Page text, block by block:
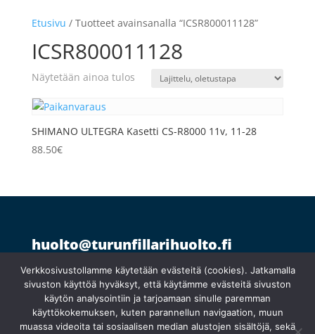
Etusivu / Tuotteet avainsanalla “ICSR800011128”
ICSR800011128
Näytetään ainoa tulos
SHIMANO ULTEGRA Kasetti CS-R8000 11v, 11-28
88.50€
huolto@turunfillarihuolto.fi
Palometsäntie 14, 20610 Turku
044 766 1250
} Ma 10:30–18:30
Ti suljettu
Verkkosivustollamme käytetään evästeitä (cookies). Jatkamalla
sivuston käyttöä hyväksyt, että käytämme evästeitä sivuston
käytön analysointiin ja tarjoamaan sinulle paremman
käyttökokemuksen, kuten parannellun navigaation, muun
muassa videoita tai sosiaalisen median alustojen sisältöjä, sekä